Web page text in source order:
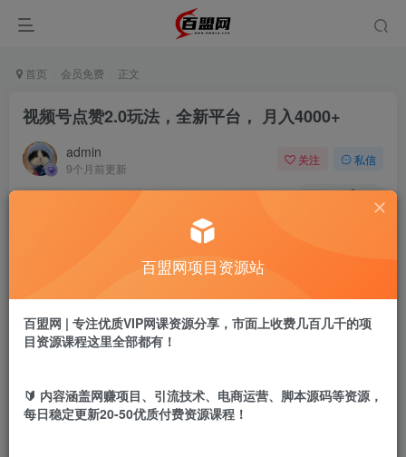
首页 会员免费 正文
视频号点赞2.0玩法，全新平台， 月入4000+
admin
9个月前更新
关注 私信
337 15
视频号点赞2.0玩法，全新平台， 月入4000+
此内容为付费阅读，请付费后查看
盟币9.9
黄金会员 免费
您当前未登录！建议登陆后购买，可保存购买订单
百盟网项目资源站
百盟网 | 专注优质VIP网课资源分享，市面上收费几百几千的项
目资源课程这里全部都有！
🔰 内容涵盖网赚项目、引流技术、电商运营、脚本源码等资源，
每日稳定更新20-50优质付费资源课程！